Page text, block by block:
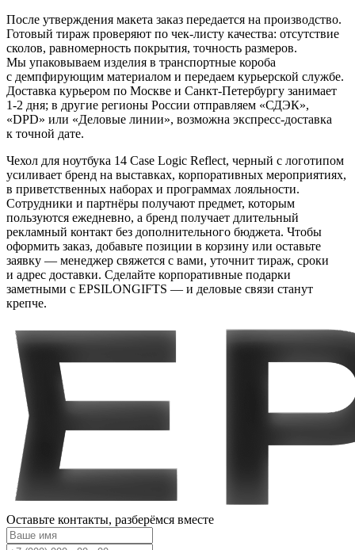
После утверждения макета заказ передается на производство.
Готовый тираж проверяют по чек-листу качества: отсутствие
сколов, равномерность покрытия, точность размеров.
Мы упаковываем изделия в транспортные короба
с демпфирующим материалом и передаем курьерской службе.
Доставка курьером по Москве и Санкт-Петербургу занимает
1-2 дня; в другие регионы России отправляем «СДЭК»,
«DPD» или «Деловые линии», возможна экспресс-доставка
к точной дате.
Чехол для ноутбука 14 Case Logic Reflect, черный с логотипом
усиливает бренд на выставках, корпоративных мероприятиях,
в приветственных наборах и программах лояльности.
Сотрудники и партнёры получают предмет, которым
пользуются ежедневно, а бренд получает длительный
рекламный контакт без дополнительного бюджета. Чтобы
оформить заказ, добавьте позиции в корзину или оставьте
заявку — менеджер свяжется с вами, уточнит тираж, сроки
и адрес доставки. Сделайте корпоративные подарки
заметными с EPSILONGIFTS — и деловые связи станут
крепче.
Оставьте контакты, разберёмся вместе